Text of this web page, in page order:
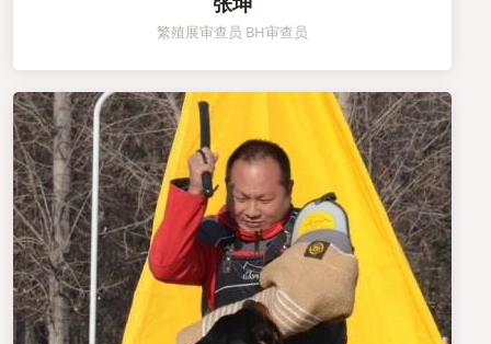
张坤
繁殖展审查员 BH审查员